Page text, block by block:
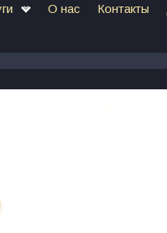
О нас Контакты